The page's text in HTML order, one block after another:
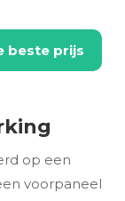
beste prijs
op een
voorpaneel